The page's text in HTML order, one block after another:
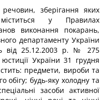
зберігання яких
у Правилах
виконання покарань,
департаменту України
від 25.12.2003 р. № 275
України 31 грудня
предмети, вироби та
обігу; будь-яку холодну та
засоби активної